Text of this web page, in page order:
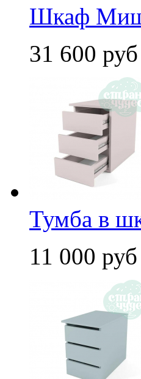
Шкаф
31 600 руб
Тумба в
11 000 руб